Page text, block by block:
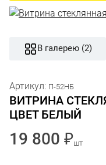
В галерею (2)
Артикул: П-52НБ
ВИТРИНА
ЦВЕТ БЕЛЫЙ
19 800 ₽шт